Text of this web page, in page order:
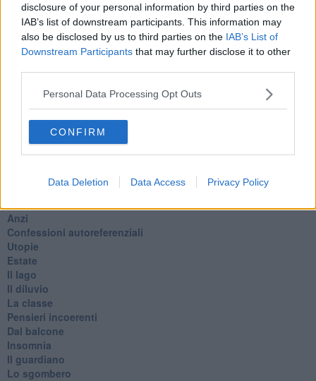
disclosure of your personal information by third parties on the
IAB’s list of downstream participants. This information may
also be disclosed by us to third parties on the IAB’s List of
Downstream Participants that may further disclose it to other
Personal Data Processing Opt Outs
CONFIRM
Data Deletion Data Access Privacy Policy
Belle lettere
25 Aprile
Todo el bien, todo el mal
Le parole
​L’Australiana
Vita & morte
Moro
Continuando, la nonna e il carretto
Metaverso smart
Anzi
Confessioni autoreferenziali
Utopie
Estate
Il lago
Il diluvio
La classe
Pensieri incoerenti
Dal balcone
Insomnia
Il guardiano
Lo sgombero